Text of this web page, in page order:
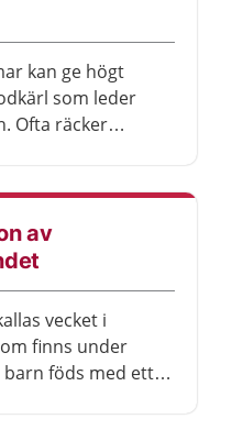
kan ge högt
som leder
Ofta räcker
att vidga blodkärl i
blodtrycket.
av
vecket i
finns under
barn föds med ett